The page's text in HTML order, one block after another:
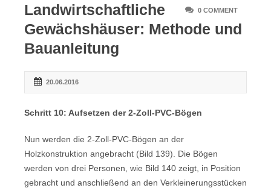
0 COMMENT
Landwirtschaftliche
Gewächshäuser: Methode und
Bauanleitung
20.06.2016
Schritt 10: Aufsetzen der 2-Zoll-PVC-Bögen
Nun werden die 2-Zoll-PVC-Bögen an der
Holzkonstruktion angebracht (Bild 139). Die Bögen
werden von drei Personen, wie Bild 140 zeigt, in Position
gebracht und anschließend an den Verkleinerungsstücken